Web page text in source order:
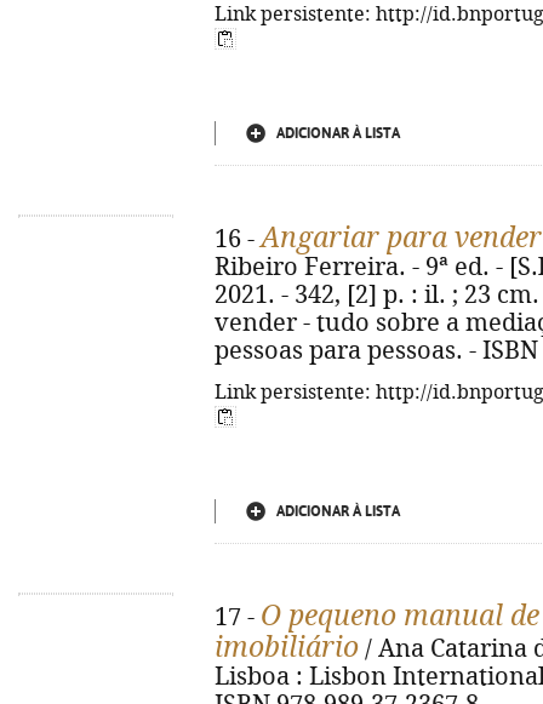
Link persistente: http://
ADICIONAR À LISTA
16 -Angariar para vender
Ribeiro Ferreira. - 9ª ed. -
2021. - 342, [2] p. : il. ; 23
vender - tudo sobre a
pessoas para pessoas. -
Link persistente: http://
ADICIONAR À LISTA
17 - O pequeno manual
imobiliário / Ana Catarina
Lisboa : Lisbon International